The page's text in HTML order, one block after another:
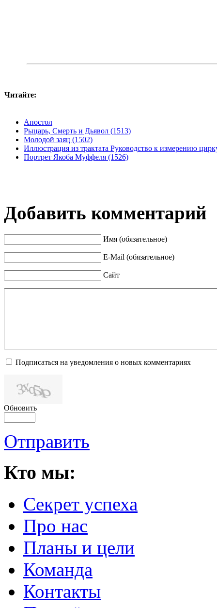
Читайте:
Апостол
Рыцарь, Смерть и Дьявол (1513)
Молодой заяц (1502)
Иллюстрация из трактата Руководство к измерению
Портрет Якоба Муффеля (1526)
Добавить комментарий
Имя (обязательное)
E-Mail (обязательное)
Сайт
Подписаться на уведомления о новых комментариях
Обновить
Отправить
Кто мы:
Секрет успеха
Про нас
Планы и цели
Команда
Контакты